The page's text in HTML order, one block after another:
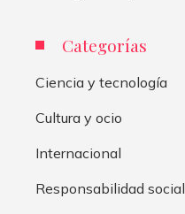
Categorías
Ciencia y tecnología
Cultura y ocio
Internacional
Responsabilidad social